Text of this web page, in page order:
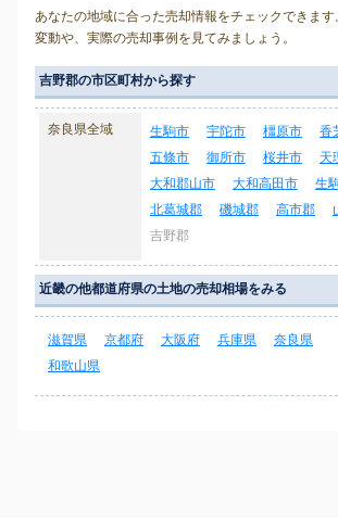
あなたの地域に合った売却情報をチェックできま
変動や、実際の売却事例を見てみましょう。
吉野郡の市区町村から探す
奈良県全域 生駒市 宇陀市 橿原市 香
五條市
御所市 桜井市 天
大和郡山市
大和高田市 生
北葛城郡
磯城郡 高市郡
吉野郡
近畿の他都道府県の土地の売却相場をみる
滋賀県 京都府 大阪府 兵庫県
奈良県
和歌山県